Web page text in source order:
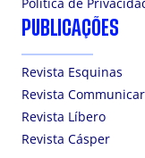
PUBLICAÇÕES
Revista Esquinas
Revista
Revista Líbero
Revista Cásper